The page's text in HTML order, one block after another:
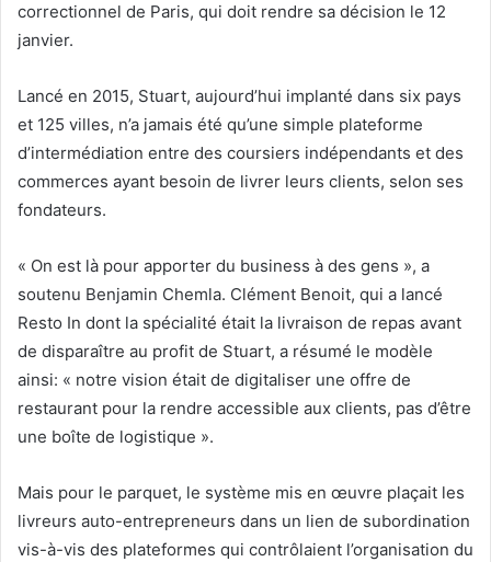
correctionnel de Paris, qui doit rendre sa décision le 12
janvier.
Lancé en 2015, Stuart, aujourd’hui implanté dans six pays
et 125 villes, n’a jamais été qu’une simple plateforme
d’intermédiation entre des coursiers indépendants et des
commerces ayant besoin de livrer leurs clients, selon ses
fondateurs.
« On est là pour apporter du business à des gens », a
soutenu Benjamin Chemla. Clément Benoit, qui a lancé
Resto In dont la spécialité était la livraison de repas avant
de disparaître au profit de Stuart, a résumé le modèle
ainsi: « notre vision était de digitaliser une offre de
restaurant pour la rendre accessible aux clients, pas d’être
une boîte de logistique ».
Mais pour le parquet, le système mis en œuvre plaçait les
livreurs auto-entrepreneurs dans un lien de subordination
vis-à-vis des plateformes qui contrôlaient l’organisation du